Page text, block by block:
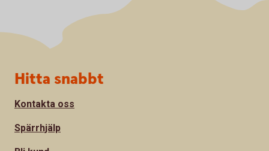
Sidfot
Hitta snabbt
Kontakta oss
Spärrhjälp